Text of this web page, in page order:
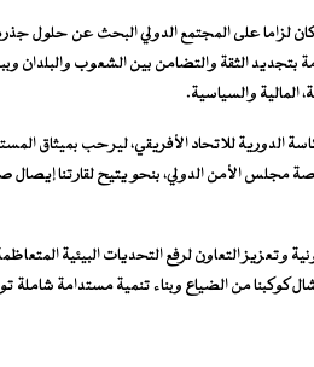
لزاما على المجتمع الدولي البحث عن حلول
بتجديد الثقة والتضامن بين الشعوب والبلدان
المالية والسياسية.
الدورية للاتحاد الأفريقي، ليرحب بميثاق
مجلس الأمن الدولي، بنحو يتيح لقارتنا إيصال
وتعزيز التعاون لرفع التحديات البيئية
كوكبنا من الضياع وبناء تنمية مستدامة شاملة